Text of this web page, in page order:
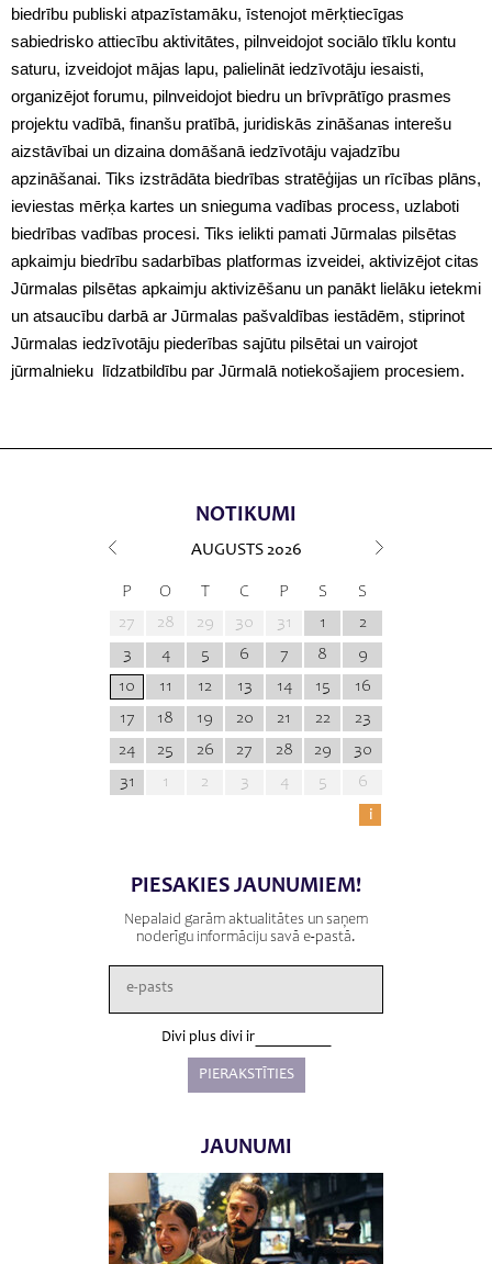
biedrību publiski atpazīstamāku, īstenojot mērķtiecīgas
sabiedrisko attiecību aktivitātes, pilnveidojot sociālo tīklu kontu
saturu, izveidojot mājas lapu, palielināt iedzīvotāju iesaisti,
organizējot forumu, pilnveidojot biedru un brīvprātīgo prasmes
projektu vadībā, finanšu pratībā, juridiskās zināšanas interešu
aizstāvībai un dizaina domāšanā iedzīvotāju vajadzību
apzināšanai. Tiks izstrādāta biedrības stratēģijas un rīcības plāns,
ieviestas mērķa kartes un snieguma vadības process, uzlaboti
biedrības vadības procesi. Tiks ielikti pamati Jūrmalas pilsētas
apkaimju biedrību sadarbības platformas izveidei, aktivizējot citas
Jūrmalas pilsētas apkaimju aktivizēšanu un panākt lielāku ietekmi
un atsaucību darbā ar Jūrmalas pašvaldības iestādēm, stiprinot
Jūrmalas iedzīvotāju piederības sajūtu pilsētai un vairojot
jūrmalnieku līdzatbildību par Jūrmalā notiekošajiem procesiem.
NOTIKUMI
AUGUSTS 2026
P O T C P S
S
27
28 29 30 31 1
2
3
4 5 6 7 8
9
10
11 12 13 14 15
16
17
18 19 20 21 22
23
24
25 26 27 28 29
30
31
1 2 3 4 5
6
i
PIESAKIES JAUNUMIEM!
Nepalaid garām aktualitātes un saņem
noderīgu informāciju savā e-pastā.
Divi plus divi ir
JAUNUMI